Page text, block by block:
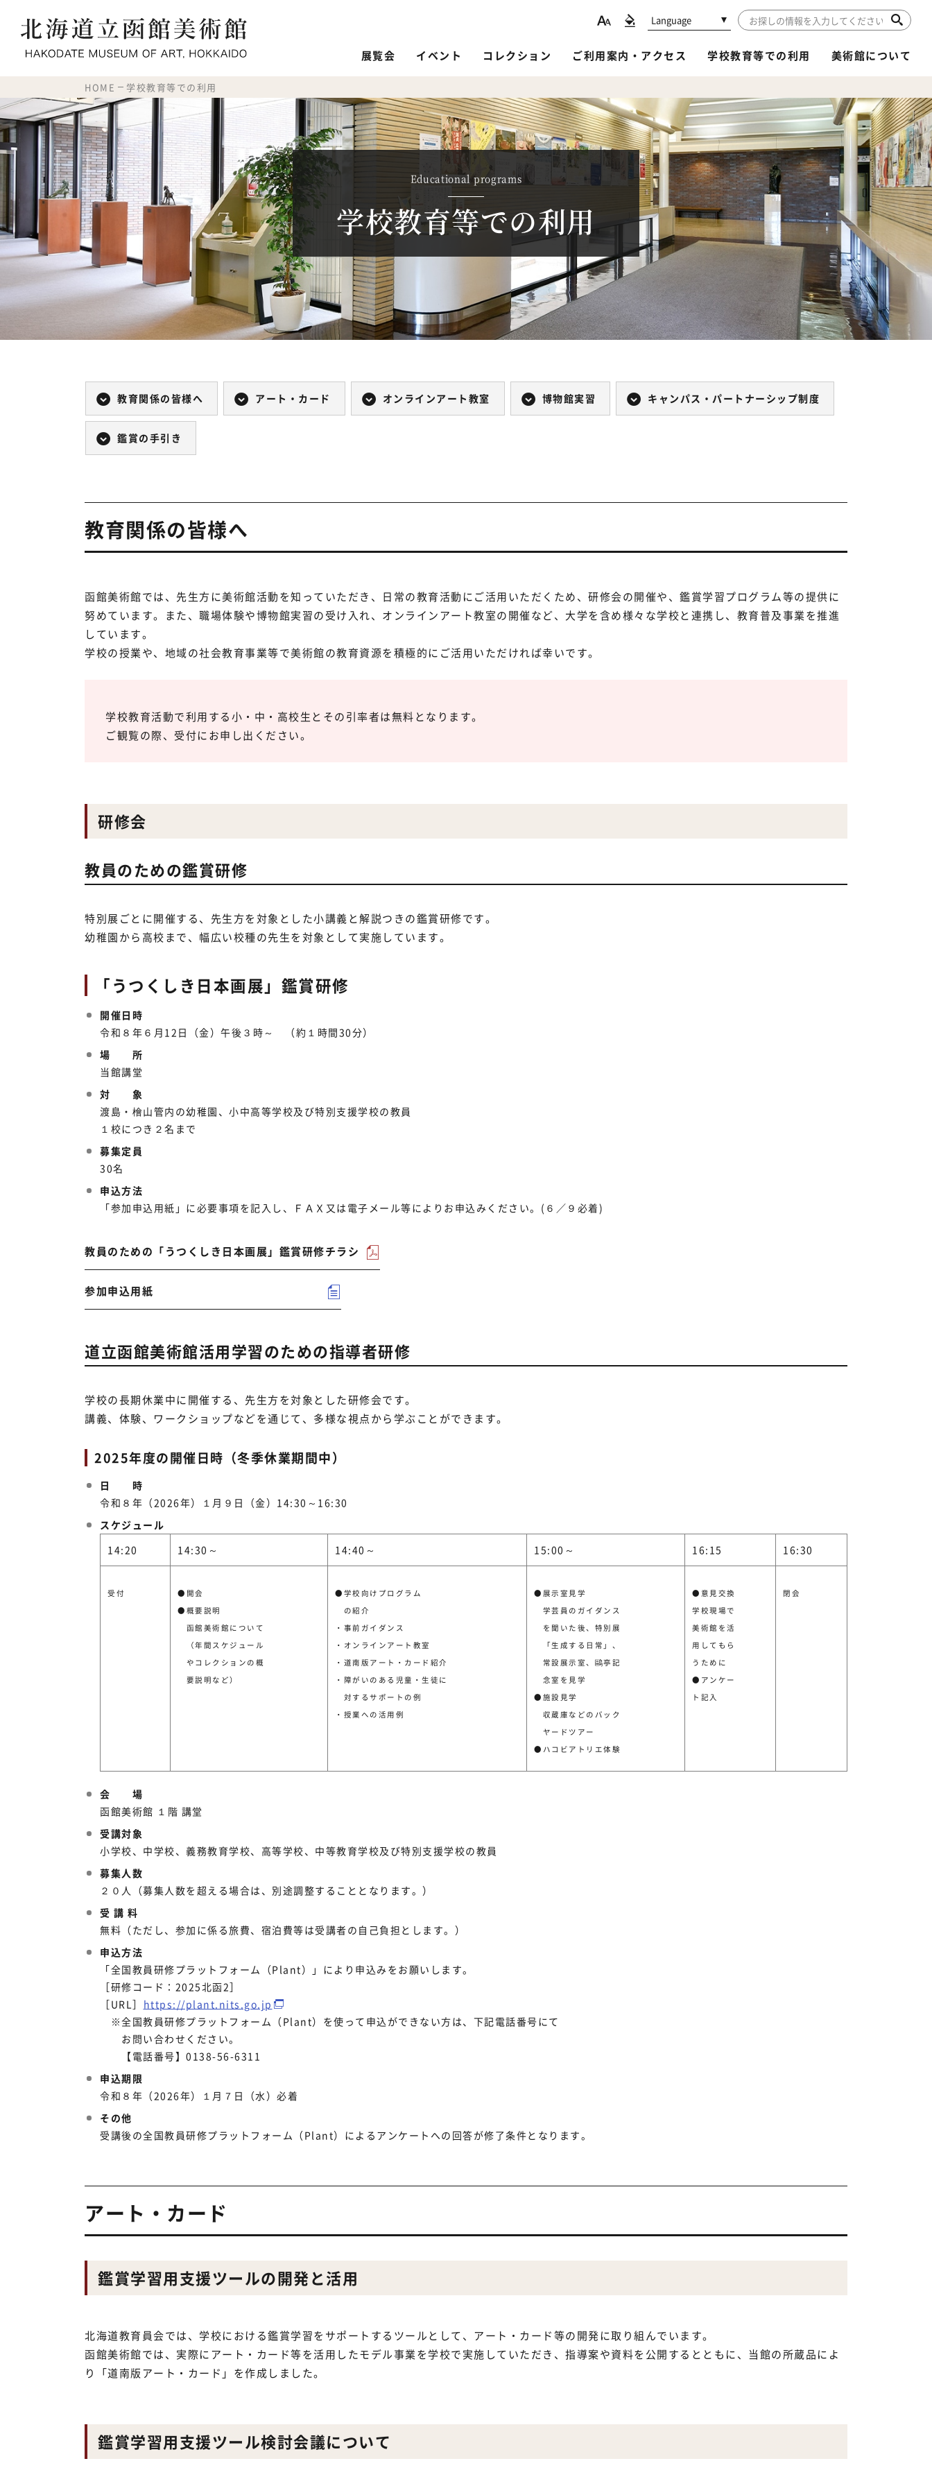
Language
展覧会 イベント コレクション ご利用案内・アクセス 学校教育等での利用 美術館について
HOME 学校教育等での利用
Educational programs
学校教育等での利用
教育関係の皆様へ アート・カード オンラインアート教室 博物館実習 キャンパス・パートナーシップ制度
鑑賞の手引き
教育関係の皆様へ
函館美術館では、先生方に美術館活動を知っていただき、日常の教育活動にご活用いただくため、研修会の開催や、鑑賞学習プログラム等の提供に
努めています。また、職場体験や博物館実習の受け入れ、オンラインアート教室の開催など、大学を含め様々な学校と連携し、教育普及事業を推進
しています。
学校の授業や、地域の社会教育事業等で美術館の教育資源を積極的にご活用いただければ幸いです。
学校教育活動で利用する小・中・高校生とその引率者は無料となります。
ご観覧の際、受付にお申し出ください。
研修会
教員のための鑑賞研修
特別展ごとに開催する、先生方を対象とした小講義と解説つきの鑑賞研修です。
幼稚園から高校まで、幅広い校種の先生を対象として実施しています。
「うつくしき日本画展」鑑賞研修
開催日時
令和８年６月12日（金）午後３時～ （約１時間30分）
場 所
当館講堂
対 象
渡島・檜山管内の幼稚園、小中高等学校及び特別支援学校の教員
１校につき２名まで
募集定員
30名
申込方法
「参加申込用紙」に必要事項を記入し、ＦＡＸ又は電子メール等によりお申込みください。(６／９必着)
教員のための「うつくしき日本画展」鑑賞研修チラシ
参加申込用紙
道立函館美術館活用学習のための指導者研修
学校の長期休業中に開催する、先生方を対象とした研修会です。
講義、体験、ワークショップなどを通じて、多様な視点から学ぶことができます。
2025年度の開催日時（冬季休業期間中）
日 時
令和８年（2026年）１月９日（金）14:30～16:30
スケジュール
14:20
14:30～ 14:40～ 15:00～ 16:15 16:30
受付
●開会
●概要説明
函館美術館について
（年間スケジュール
やコレクションの概
要説明など）
●学校向けプログラム
の紹介
・事前ガイダンス
・オンラインアート教室
・道南版アート・カード紹介
・障がいのある児童・生徒に
対するサポートの例
・授業への活用例
●展示室見学
学芸員のガイダンス
を聞いた後、特別展
「生成する日常」、
常設展示室、鷗亭記
念室を見学
●施設見学
収蔵庫などのバック
ヤードツアー
●ハコビアトリエ体験
●意見交換
学校現場で
美術館を活
用してもら
うために
●アンケー
ト記入
閉会
会 場
函館美術館 １階 講堂
受講対象
小学校、中学校、義務教育学校、高等学校、中等教育学校及び特別支援学校の教員
募集人数
２０人（募集人数を超える場合は、別途調整することとなります。）
受 講 料
無料（ただし、参加に係る旅費、宿泊費等は受講者の自己負担とします。）
申込方法
「全国教員研修プラットフォーム（Plant）」により申込みをお願いします。
［研修コード：2025北函2］
［URL］ https://plant.nits.go.jp
※全国教員研修プラットフォーム（Plant）を使って申込ができない方は、下記電話番号にて
お問い合わせください。
【電話番号】0138-56-6311
申込期限
令和８年（2026年）１月７日（水）必着
その他
受講後の全国教員研修プラットフォーム（Plant）によるアンケートへの回答が修了条件となります。
アート・カード
鑑賞学習用支援ツールの開発と活用
北海道教育員会では、学校における鑑賞学習をサポートするツールとして、アート・カード等の開発に取り組んでいます。
函館美術館では、実際にアート・カード等を活用したモデル事業を学校で実施していただき、指導案や資料を公開するとともに、当館の所蔵品によ
り「道南版アート・カード」を作成しました。
鑑賞学習用支援ツール検討会議について